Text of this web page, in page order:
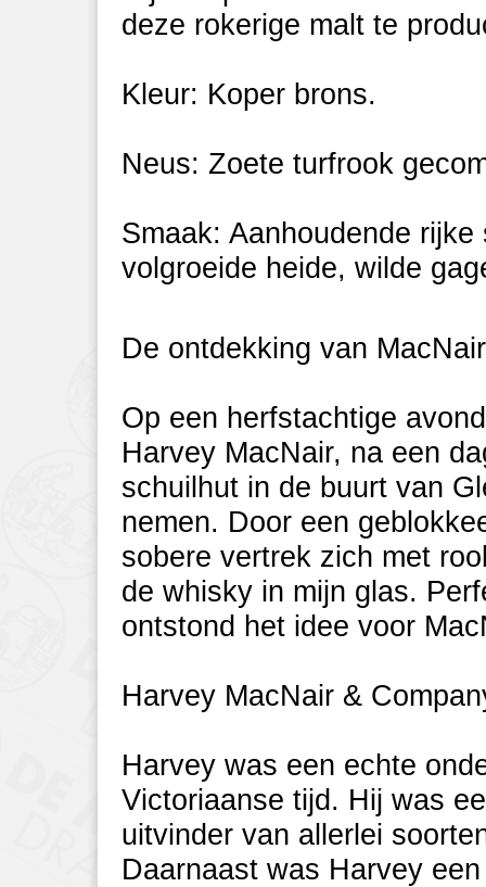
deze rokerige malt te
Kleur: Koper brons.
Neus: Zoete turfrook
Smaak: Aanhoudende
volgroeide heide, wilde
De ontdekking van
Op een herfstachtige
Harvey MacNair, na een
schuilhut in de buurt van
nemen. Door een
sobere vertrek zich met
de whisky in mijn glas.
ontstond het idee voor
Harvey MacNair &
Harvey was een echte
Victoriaanse tijd. Hij was
uitvinder van allerlei
Daarnaast was Harvey